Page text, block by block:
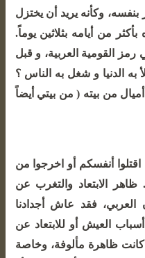
وكأنه يريد أن يختزل
من أيامه بثلاثين يوماً.
رمز القومية العربية، و قبل
به الدنيا و شغل به الناس ؟
من بيته ( من بيتي أيضاً
اقتلوا أنفسكم أو اخرجوا من
ظاهر الابتعاد والتغرب عن
العربي، فقد عاش أجدادنا
العيش أو للابتعاد عن
كانت ظاهرة مألوفة، وخاصة